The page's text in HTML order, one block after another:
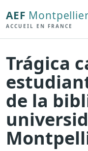
AEF
ACCUEIL EN FRANCE
Trágica
de la